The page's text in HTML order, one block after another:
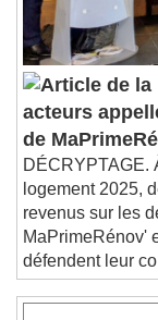
Audio
Picture-
This is a
Beginning
and close
Text
Color
Text
Color
acteurs
de
DÉCRYPTAGE.
logement 2025,
revenus sur les
MaPrimeRénov'
défendent leur